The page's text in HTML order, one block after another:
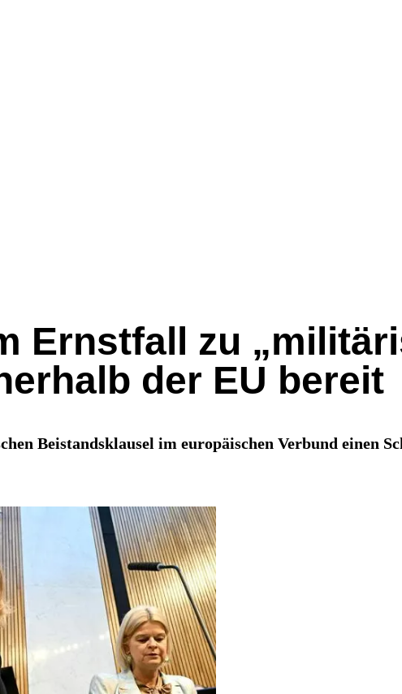
Ernstfall zu
der EU bereit
Beistandsklausel im europäischen Verbund einen